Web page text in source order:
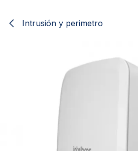
Intrusión y perimetro